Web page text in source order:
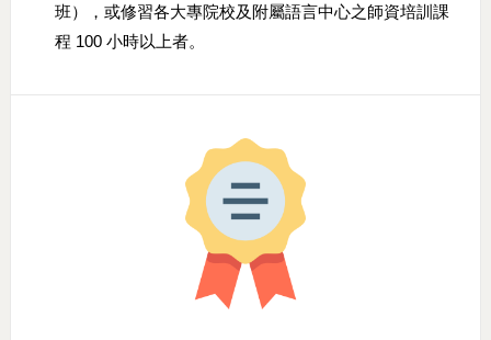
班），或修習各大專院校及附屬語言中心之師資培訓課
程 100 小時以上者。